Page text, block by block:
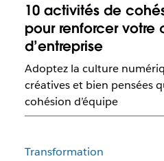
10 activités de
pour renforcer votre
d’entreprise
Adoptez la culture
créatives et bien pensées
cohésion d’équipe
Transformation